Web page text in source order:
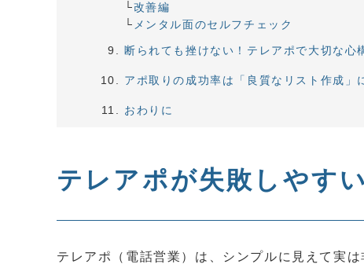
改善編
メンタル面のセルフチェック
断られても挫けない！テレアポで大切な心
アポ取りの成功率は「良質なリスト作成」
おわりに
テレアポが失敗しやす
テレアポ（電話営業）は、シンプルに見えて実